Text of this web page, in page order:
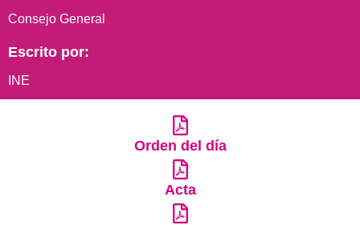
Consejo General
Escrito por:
INE
Orden del día
Acta